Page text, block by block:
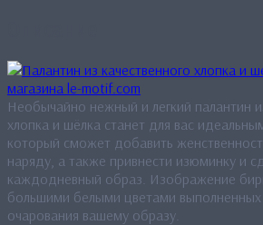
Необычайно нежный и легкий палантин
хлопка и шёлка станет для вас
который сможет добавить
наряду, а также привнести изюминку и
каждодневный образ. Изображение
большими белыми цветами
очарования вашему образу.